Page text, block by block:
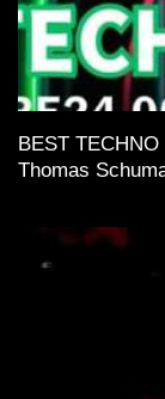
BEST
Thomas